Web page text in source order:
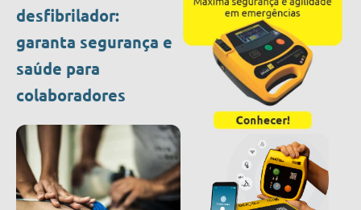
desfibrilador:
garanta segurança e
saúde para
colaboradores